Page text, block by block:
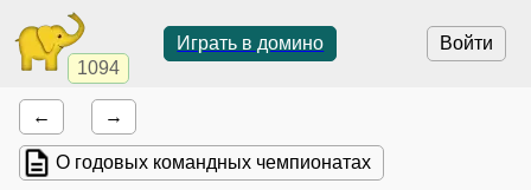
1094
Войти
Играть в домино
← →
О годовых командных чемпионатах